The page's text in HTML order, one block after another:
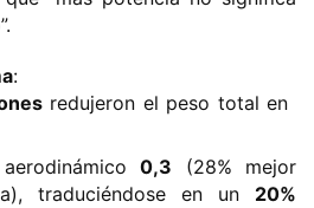
​:
​ redujeron el peso total en ​
​0,3​ ​ (28% mejor
traduciéndose en un
​20%